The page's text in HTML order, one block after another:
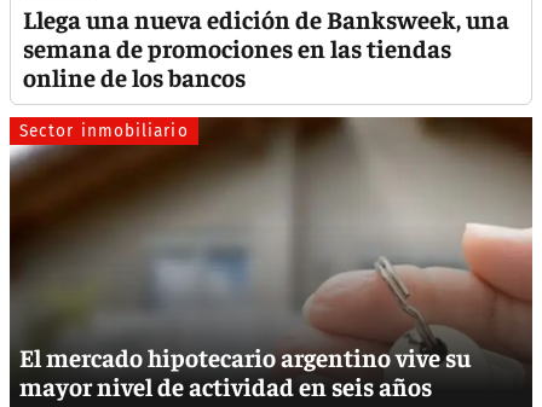
Llega una nueva edición de Banksweek, una
semana de promociones en las tiendas
online de los bancos
Sector inmobiliario
El mercado hipotecario argentino vive su
mayor nivel de actividad en seis años